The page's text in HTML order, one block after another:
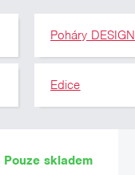
Poháry DESIGN
Edice
Pouze skladem